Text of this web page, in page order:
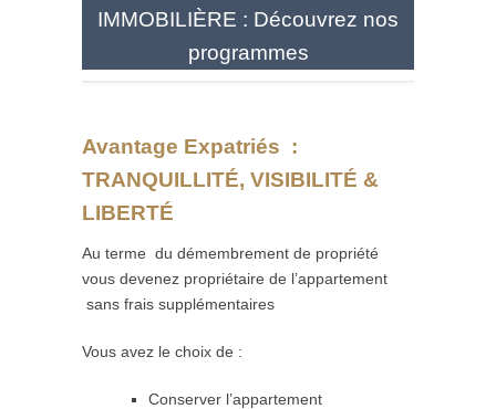
IMMOBILIÈRE : Découvrez nos
programmes
Avantage Expatriés :
TRANQUILLITÉ, VISIBILITÉ &
LIBERTÉ
Au terme du démembrement de propriété
vous devenez propriétaire de l’appartement
sans frais supplémentaires
Vous avez le choix de :
Conserver l’appartement